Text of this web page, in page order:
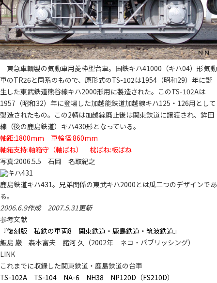
東急車輌製の気動車用菱枠型台車。国鉄キハ41000（キハ04）形気動
車のTR26と同系のもので、原形式のTS-102は1954（昭和29）年に誕
生した東武鉄道熊谷線キハ2000形用に製造された。このTS-102Aは
1957（昭和32）年に登場した加越能鉄道加越線キハ125・126用として
製造されたもの。この2輌は加越線廃止後は関東鉄道に譲渡され、鉾田
線（後の鹿島鉄道）キハ430形となっている。
軸距:1800mm 車輪径:860mm
軸箱支持:軸箱守（軸ばね） 枕ばね:板ばね
写真:2006.5.5 石岡 名取紀之
鹿島鉄道キハ431。兄弟関係の東武キハ2000とは瓜二つのデザインであ
る。
2006.6.9作成 2007.5.31更新
参考文献
『復刻版 私鉄の車両8 関東鉄道・鹿島鉄道・筑波鉄道』
飯島 巌 森本富夫 諸河 久（2002年 ネコ・パブリッシング）
LINK
これまでに収録した関東鉄道・鹿島鉄道の台車
TS-102A
TS-104 NA-6 NH38 NP120D （FS210D）